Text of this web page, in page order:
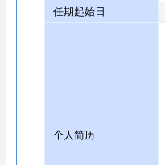
任期起始日
个人简历